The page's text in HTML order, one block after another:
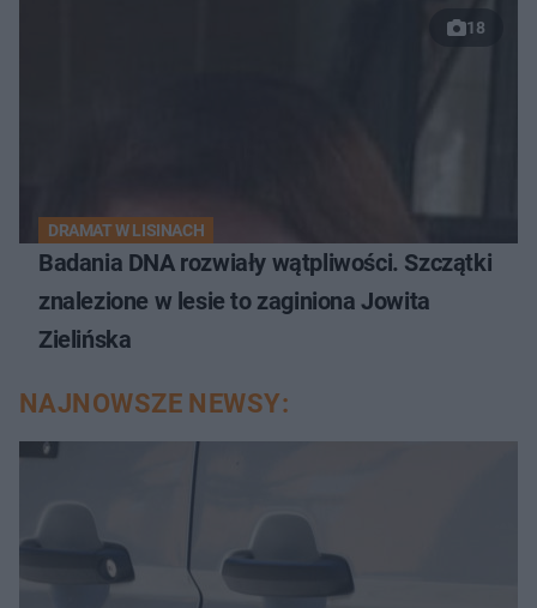
18
DRAMAT W LISINACH
Badania DNA rozwiały wątpliwości. Szczątki
znalezione w lesie to zaginiona Jowita
Zielińska
NAJNOWSZE NEWSY: